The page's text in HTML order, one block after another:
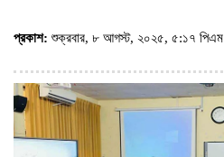
প্রকাশ: শুক্রবার, ৮ আগস্ট, ২০২৫, ৫:১৭ পিএম